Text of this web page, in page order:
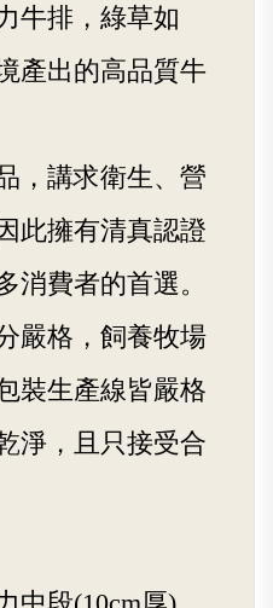
牛排，綠草如
產出的高品質牛
，講求衛生、營
此擁有清真認證
消費者的首選。
嚴格，飼養牧場
裝生產線皆嚴格
淨，且只接受合